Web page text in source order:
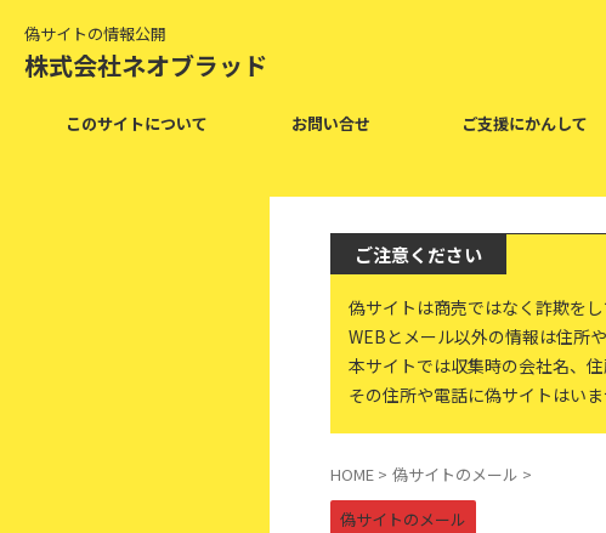
偽サイトの情報公開
株式会社ネオブラッド
このサイトについて お問い合せ ご支援にかんして
ご注意ください
偽サイトは商売ではなく詐欺をし
WEBとメール以外の情報は住所
本サイトでは収集時の会社名、住
その住所や電話に偽サイトはい
HOME > 偽サイトのメール >
偽サイトのメール